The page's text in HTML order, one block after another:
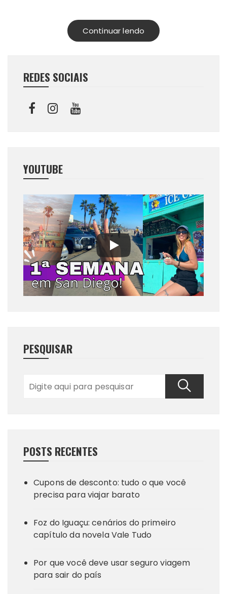
Continuar lendo
REDES SOCIAIS
YOUTUBE
PESQUISAR
POSTS RECENTES
Cupons de desconto: tudo o que você
precisa para viajar barato
Foz do Iguaçu: cenários do primeiro
capítulo da novela Vale Tudo
Por que você deve usar seguro viagem
para sair do país